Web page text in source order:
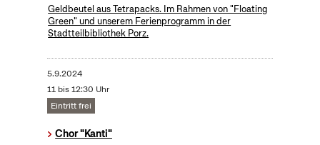
Geldbeutel aus Tetrapacks. Im Rahmen von "Floating
Green" und unserem Ferienprogramm in der
Stadtteilbibliothek Porz.
5.9.2024
11 bis 12:30 Uhr
Eintritt frei
Chor "Kanti"